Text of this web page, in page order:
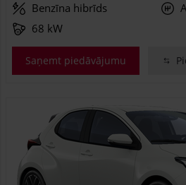
Benzīna hibrīds
68 kW
Saņemt piedāvājumu